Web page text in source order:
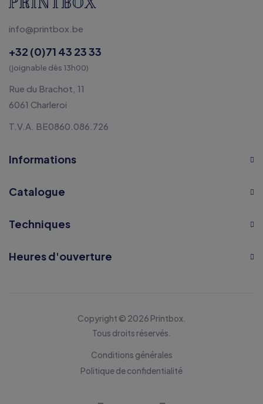
info@printbox.be
+32 (0)71 43 23 33
(joignable dès 13h00)
Rue du Brachot, 11
6061 Charleroi
T.V.A. BE0860.086.726
Informations
Catalogue
Techniques
Heures d'ouverture
Copyright © 2026 Printbox.
Tous droits réservés.
Conditions générales
Politique de confidentialité